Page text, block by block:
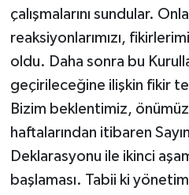
çalışmalarını sundular.
reaksiyonlarımızı,
oldu. Daha sonra bu
geçirileceğine ilişkin fikir
Bizim beklentimiz,
haftalarından itibaren
Deklarasyonu ile ikinci
başlaması. Tabii ki